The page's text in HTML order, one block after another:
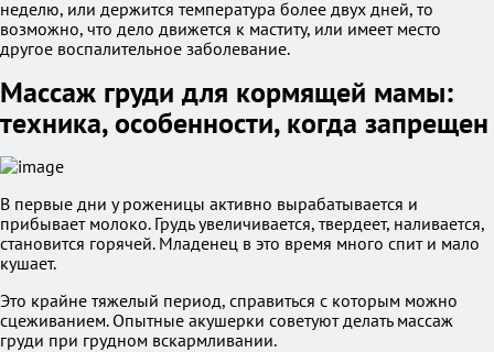
неделю, или держится температура более двух дней, то
возможно, что дело движется к маститу, или имеет место
другое воспалительное заболевание.
Массаж груди для кормящей мамы:
техника, особенности, когда запрещен
В первые дни у роженицы активно вырабатывается и
прибывает молоко. Грудь увеличивается, твердеет, наливается,
становится горячей. Младенец в это время много спит и мало
кушает.
Это крайне тяжелый период, справиться с которым можно
сцеживанием. Опытные акушерки советуют делать массаж
груди при грудном вскармливании.